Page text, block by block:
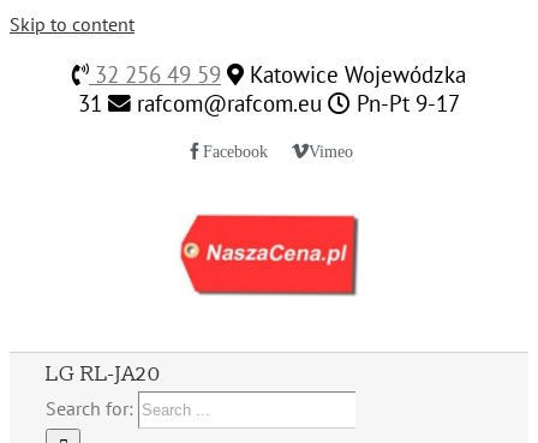
Skip to content
32 256 49 59
Katowice Wojewódzka
31
rafcom@rafcom.eu Pn-Pt 9-17
Facebook Vimeo
LG RL-JA20
Search for: